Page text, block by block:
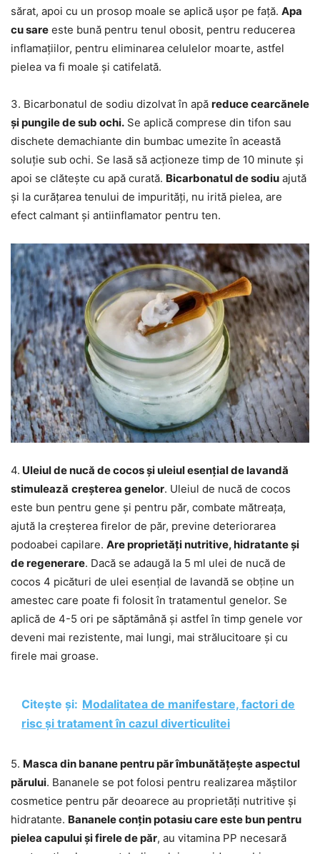
sărat, apoi cu un prosop moale se aplică ușor pe față. Apa
cu sare este bună pentru tenul obosit, pentru reducerea
inflamațiilor, pentru eliminarea celulelor moarte, astfel
pielea va fi moale și catifelată.
3. Bicarbonatul de sodiu dizolvat în apă reduce cearcănele
și pungile de sub ochi. Se aplică comprese din tifon sau
dischete demachiante din bumbac umezite în această
soluție sub ochi. Se lasă să acționeze timp de 10 minute și
apoi se clătește cu apă curată. Bicarbonatul de sodiu ajută
și la curățarea tenului de impurități, nu irită pielea, are
efect calmant și antiinflamator pentru ten.
4. Uleiul de nucă de cocos și uleiul esențial de lavandă
stimulează creșterea genelor. Uleiul de nucă de cocos
este bun pentru gene și pentru păr, combate mătreața,
ajută la creșterea firelor de păr, previne deteriorarea
podoabei capilare. Are proprietăți nutritive, hidratante și
de regenerare. Dacă se adaugă la 5 ml ulei de nucă de
cocos 4 picături de ulei esențial de lavandă se obține un
amestec care poate fi folosit în tratamentul genelor. Se
aplică de 4-5 ori pe săptămână și astfel în timp genele vor
deveni mai rezistente, mai lungi, mai strălucitoare și cu
firele mai groase.
Citește și: Modalitatea de manifestare, factori de
risc și tratament în cazul diverticulitei
5. Masca din banane pentru păr îmbunătățește aspectul
părului. Bananele se pot folosi pentru realizarea măștilor
cosmetice pentru păr deoarece au proprietăți nutritive și
hidratante. Bananele conțin potasiu care este bun pentru
pielea capului și firele de păr, au vitamina PP necesară